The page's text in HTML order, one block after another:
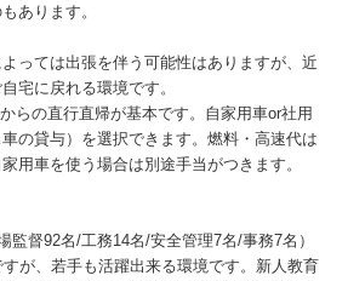
あります。
っては出張を伴う可能性はありますが、近
宅に戻れる環境です。
らの直行直帰が基本です。自家用車or社用
の貸与）を選択できます。燃料・高速代は
用車を使う場合は別途手当がつきます。
監督92名/工務14名/安全管理7名/事務7名）
が、若手も活躍出来る環境です。新人教育